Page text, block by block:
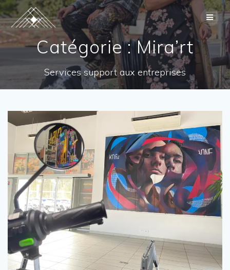
Skip
to
content
Catégorie :Mira’rt
Services support aux entreprises